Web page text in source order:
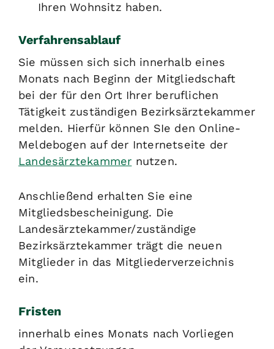
Ihren Wohnsitz haben.
Verfahrensablauf
Sie müssen sich sich innerhalb eines
Monats nach Beginn der Mitgliedschaft
bei der für den Ort Ihrer beruflichen
Tätigkeit zuständigen Bezirksärztekammer
melden. Hierfür können SIe den Online-
Meldebogen auf der Internetseite der
Landesärztekammer nutzen.
Anschließend erhalten Sie eine
Mitgliedsbescheinigung. Die
Landesärztekammer/zuständige
Bezirksärztekammer trägt die neuen
Mitglieder in das Mitgliederverzeichnis
ein.
Fristen
innerhalb eines Monats nach Vorliegen